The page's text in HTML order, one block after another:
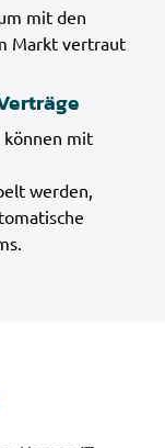
mit den
Markt vertraut
können mit
werden,